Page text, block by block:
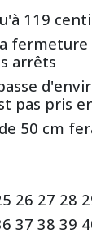
119
fermeture
arrêts
pas pris
50 cm
26 27 28
37 38 39